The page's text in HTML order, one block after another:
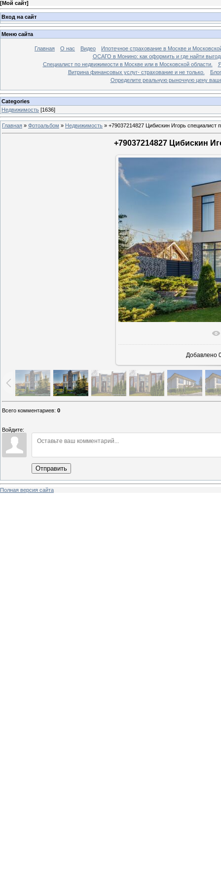
[Мой сайт]
Вход на сайт
Меню сайта
Главная О нас Видео
Ипотечное страхование в Москве и
ОСАГО в Монино: как оформить и где найти
Специалист по недвижимости в Москве или в Московской области.
Витрина финансовых услуг- страхование и не только.
Блог
Определите реальную рыночную цену
Categories
Недвижимость [1636]
Главная » Фотоальбом » Недвижимость » +79037214827 Цибискин Игорь специалист
+79037214827 Цибискин
В
Добавлено
Всего комментариев: 0
Войдите:
Отправить
Полная версия сайта